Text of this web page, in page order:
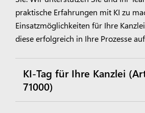
praktische Erfahrungen mit KI zu
Einsatzmöglichkeiten für Ihre
diese erfolgreich in Ihre Prozesse
KI-Tag für Ihre Kanzlei
71000)